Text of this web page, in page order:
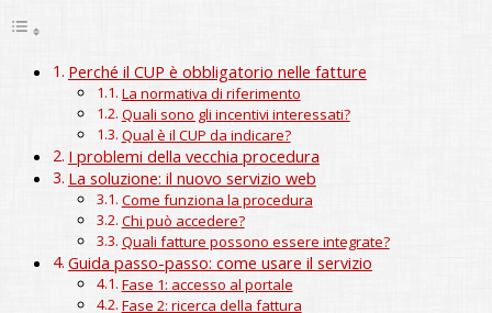
Perché il CUP è obbligatorio nelle fatture
La normativa di riferimento
Quali sono gli incentivi interessati?
Qual è il CUP da indicare?
I problemi della vecchia procedura
La soluzione: il nuovo servizio web
Come funziona la procedura
Chi può accedere?
Quali fatture possono essere integrate?
Guida passo-passo: come usare il servizio
Fase 1: accesso al portale
Fase 2: ricerca della fattura